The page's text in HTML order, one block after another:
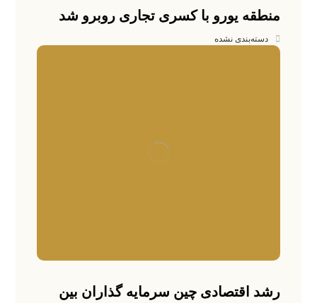
منطقه یورو با کسری تجاری روبرو شد
دسته‌بندی نشده
رشد اقتصادی چین سرمایه گذاران بین